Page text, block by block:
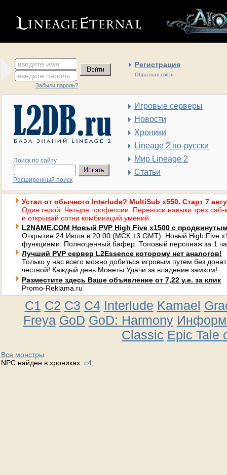
введите имя Регистрация
Обратная связь
введите пароль
Забыли пароль?
Поиск по сайту
Расширенный поиск
Игровые серверы
Новости
Хроники
Lineage 2 по-русски
Мир Lineage 2
Статьи
Устал от обычного Interlude? MultiSub x550. Старт 7
Один герой. Четыре профессии. Переноси навыки трёх саб-
и открывай сотни комбинаций умений.
L2NAME.COM Новый PVP High Five x1500 с
Открытие 24 Июля в 20:00 (МСК +3 GMT). Новый High Five
функциями. Полноценный бафер. Топовый персонаж за 1
Лучший PVP сервер L2Essence которому нет аналогов!
Только у нас всего можно добиться игровым путем без
честной! Каждый день Монеты Удачи за владение замком!
Разместите здесь Ваше объявление от 7,22 у.е. за клик
Promo-Reklama.ru
C1 C2 C3 C4 Interlude Kamael
Freya GoD GoD: Harmony
Classic Epic Tale
Все монстры
NPC найден в хрониках: c4;